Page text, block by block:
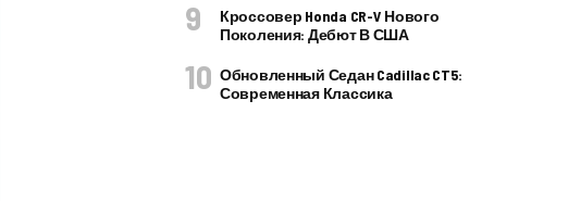
Кроссовер Honda CR-V Нового
Поколения: Дебют В США
Обновленный Седан Cadillac CT5:
Современная Классика